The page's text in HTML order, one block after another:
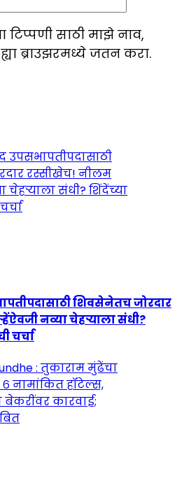
साठी माझे नाव,
ब्राउझरमध्ये जतन करा.
शिवसेनेतच जोरदार
नव्या चेहऱ्याला संधी?
चर्चा